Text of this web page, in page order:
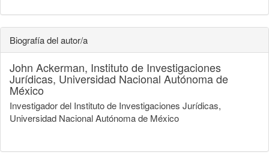
Biografía del autor/a
John Ackerman, Instituto de Investigaciones
Jurídicas, Universidad Nacional Autónoma de
México
Investigador del Instituto de Investigaciones Jurídicas,
Universidad Nacional Autónoma de México